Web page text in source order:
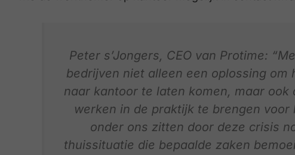
Peter s’Jongers, CEO van Protime:
bedrijven niet alleen een oplossing
naar kantoor te laten komen, maar
werken in de praktijk te brengen
onder ons zitten door deze crisis
thuissituatie die bepaalde zaken